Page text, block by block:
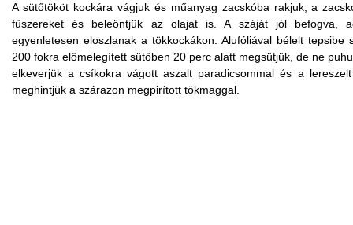
A sütőtököt kockára vágjuk és műanyag zacskóba rakjuk, a
fűszereket és beleöntjük az olajat is. A száját jól befogva,
egyenletesen eloszlanak a tökkockákon. Alufóliával bélelt
200 fokra előmelegített sütőben 20 perc alatt megsütjük, de ne
elkeverjük a csíkokra vágott aszalt paradicsommal és a
meghintjük a szárazon megpirított tökmaggal.